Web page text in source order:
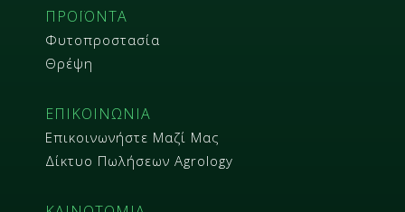
ΠΡΟΪΟΝΤΑ
Φυτοπροστασία
Θρέψη
ΕΠΙΚΟΙΝΩΝΙΑ
Επικοινωνήστε Μαζί Μας
Δίκτυο Πωλήσεων Agrology